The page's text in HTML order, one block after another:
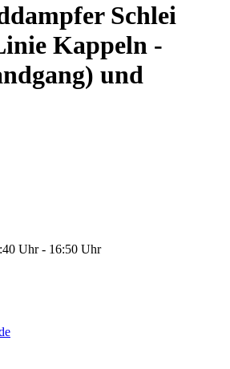
Schlei
Kappeln -
und
Uhr - 16:50 Uhr